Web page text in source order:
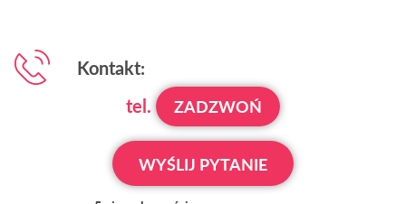
Kontakt:
tel.
ZADZWOŃ
WYŚLIJ PYTANIE